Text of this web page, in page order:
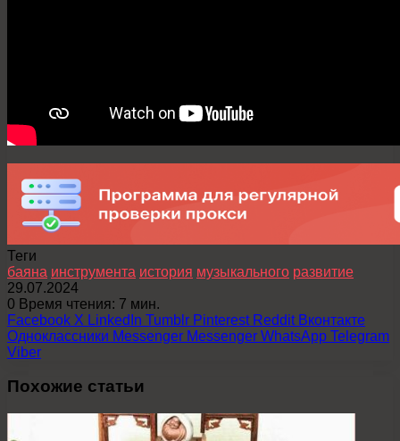
Теги
баяна инструмента история музыкального развитие
29.07.2024
0 Время чтения: 7 мин.
Facebook X LinkedIn Tumblr Pinterest Reddit Вконтакте
Одноклассники Messenger Messenger WhatsApp Telegram
Viber
Похожие статьи